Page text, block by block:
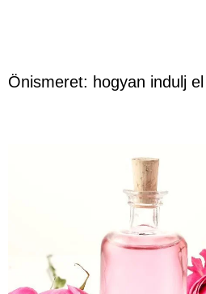
Önismeret: hogyan indulj